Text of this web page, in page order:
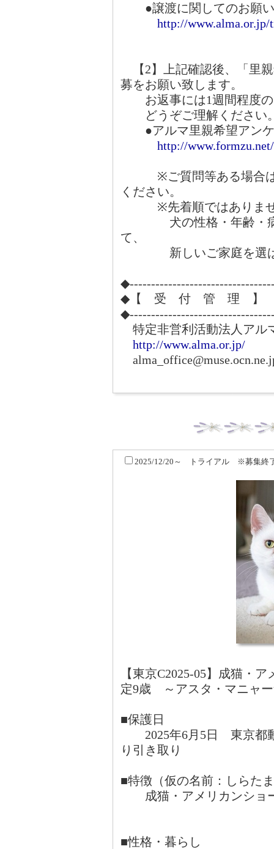
●譲渡に関してのお願い
http://
【2】上記確認後、「里
募をお願い致します。
お返事には1週間程度の
どうぞご理解ください
●アルマ里親希望アンケ
http://
※ご質問等ある場合は
ください。
※先着順ではありま
犬の性格・年齢・病気
て、
新しいご家庭を選ば
◆【 受 付 管 理 】
特定非営利活動法人アル
http://www.alma.or.jp/
2025/12/20～ トライアル ※募集終
【東京C2025-05】成猫・
定9歳 ～アスタ・マニャ
■保護日
2025年6月5日 東京都動
り引き取り
■特徴（仮の名前：しらた
成猫・アメリカンショ
■性格・暮らし